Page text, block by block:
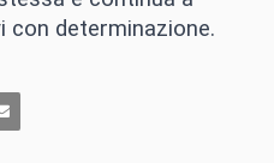
con determinazione.